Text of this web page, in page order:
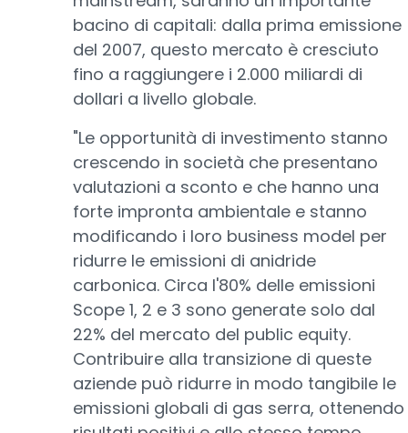
bacino di capitali: dalla prima emissione
del 2007, questo mercato è cresciuto
fino a raggiungere i 2.000 miliardi di
dollari a livello globale.
"Le opportunità di investimento stanno
crescendo in società che presentano
valutazioni a sconto e che hanno una
forte impronta ambientale e stanno
modificando i loro business model per
ridurre le emissioni di anidride
carbonica. Circa l'80% delle emissioni
Scope 1, 2 e 3 sono generate solo dal
22% del mercato del public equity.
Contribuire alla transizione di queste
aziende può ridurre in modo tangibile le
emissioni globali di gas serra, ottenendo